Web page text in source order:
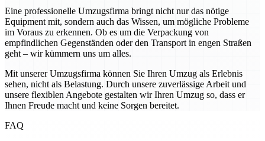
Eine professionelle Umzugsfirma bringt nicht nur das nötige
Equipment mit, sondern auch das Wissen, um mögliche Probleme
im Voraus zu erkennen. Ob es um die Verpackung von
empfindlichen Gegenständen oder den Transport in engen Straßen
geht – wir kümmern uns um alles.
Mit unserer Umzugsfirma können Sie Ihren Umzug als Erlebnis
sehen, nicht als Belastung. Durch unsere zuverlässige Arbeit und
unsere flexiblen Angebote gestalten wir Ihren Umzug so, dass er
Ihnen Freude macht und keine Sorgen bereitet.
FAQ